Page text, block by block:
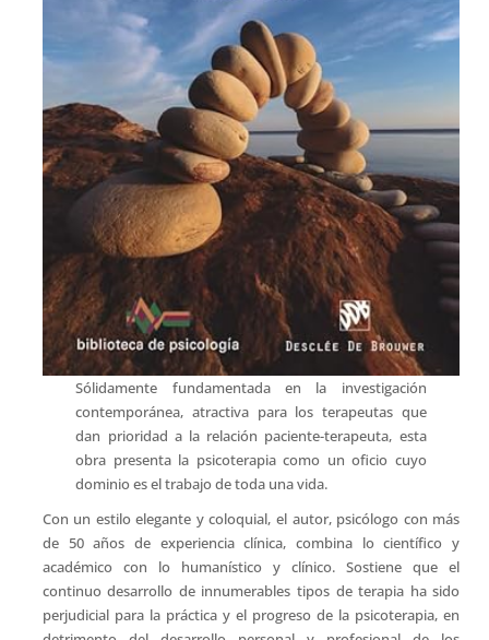
Sólidamente fundamentada en la investigación
contemporánea, atractiva para los terapeutas que
dan prioridad a la relación paciente-terapeuta, esta
obra presenta la psicoterapia como un oficio cuyo
dominio es el trabajo de toda una vida.
Con un estilo elegante y coloquial, el autor, psicólogo con más
de 50 años de experiencia clínica, combina lo científico y
académico con lo humanístico y clínico. Sostiene que el
continuo desarrollo de innumerables tipos de terapia ha sido
perjudicial para la práctica y el progreso de la psicoterapia, en